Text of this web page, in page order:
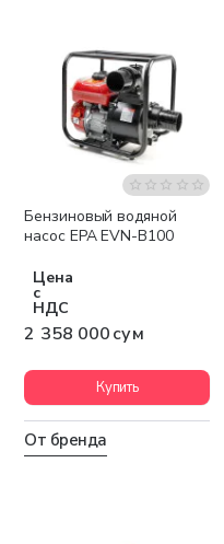
Бесплатная доставка
Бензиновый водяной
насос EPA EVN-B100
Цена
с
НДС
2 358 000 сум
Купить
От бренда